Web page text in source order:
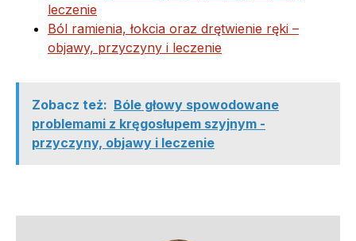
leczenie
Ból ramienia, łokcia oraz drętwienie ręki –
objawy, przyczyny i leczenie
Zobacz też: Bóle głowy spowodowane
problemami z kręgosłupem szyjnym -
przyczyny, objawy i leczenie